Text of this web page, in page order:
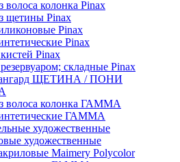
волоса колонка Pinax
щетины Pinax
Pinax
Pinax
Pinax
складные Pinax
ЩЕТИНА / ПОНИ
волоса колонка ГАММА
ГАММА
художественные
художественные
Maimery Polycolor